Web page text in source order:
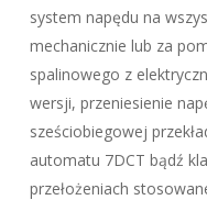
system napędu na
mechanicznie lub za
spalinowego z
wersji, przeniesienie
sześciobiegowej
automatu 7DCT bądź
przełożeniach